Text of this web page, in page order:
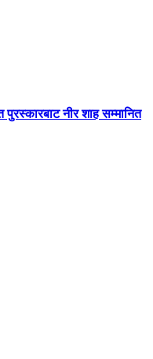
पुरस्कारबाट नीर शाह सम्मानित